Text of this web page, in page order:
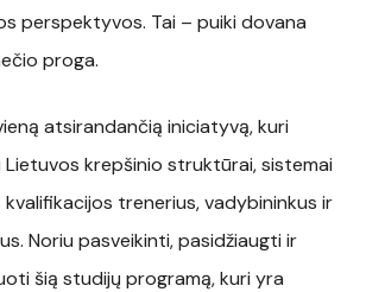
perspektyvos. Tai – puiki dovana
proga.
atsirandančią iniciatyvą, kuri
krepšinio struktūrai, sistemai
trenerius, vadybininkus ir
Noriu pasveikinti, pasidžiaugti ir
šią studijų programą, kuri yra